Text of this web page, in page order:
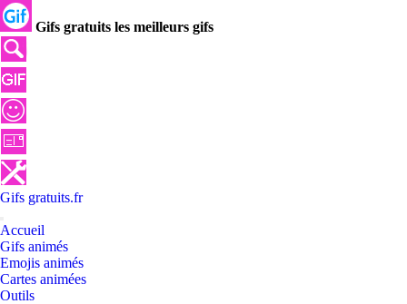
Gifs gratuits les meilleurs gifs
Gifs gratuits.fr
Accueil
Gifs animés
Emojis animés
Cartes animées
Outils